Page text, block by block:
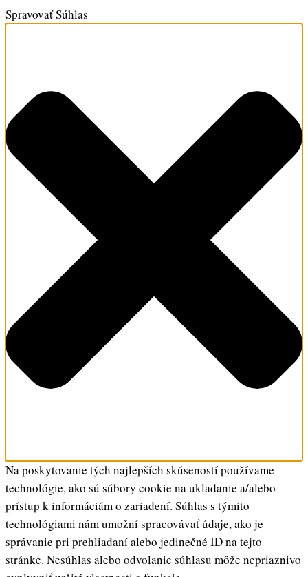
Spravovať Súhlas
Na poskytovanie tých najlepších skúseností používame
technológie, ako sú súbory cookie na ukladanie a/alebo
prístup k informáciám o zariadení. Súhlas s týmito
technológiami nám umožní spracovávať údaje, ako je
správanie pri prehliadaní alebo jedinečné ID na tejto
stránke. Nesúhlas alebo odvolanie súhlasu môže nepriaznivo